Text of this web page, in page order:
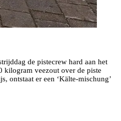
de pistecrew hard aan het
kilogram veezout over de piste
ontstaat er een ‘Kälte-mischung’